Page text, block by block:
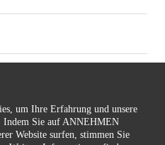
um Ihre Erfahrung und unsere
Indem Sie auf ANNEHMEN
Website surfen, stimmen Sie